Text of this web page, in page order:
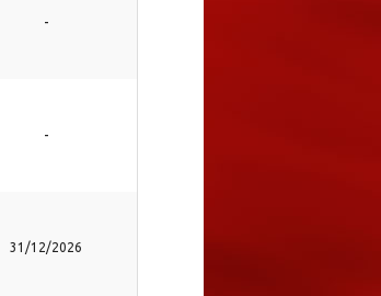
-
-
31/12/2026